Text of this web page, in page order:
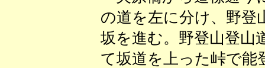
の道を左に分け、野登
坂を進む。野登山登山
て坂道を上った峠で能